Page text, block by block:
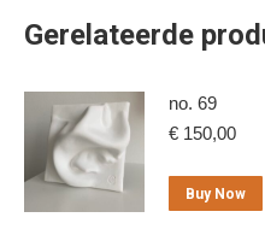
Gerelateerde
no. 69
€ 150,00
Buy Now